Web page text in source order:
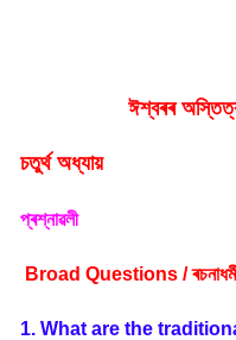
ঈশ্বৰৰ
চতুৰ্থ অধ্যায়
প্ৰশ্নাৱলী
Broad Questions /
1. What are the